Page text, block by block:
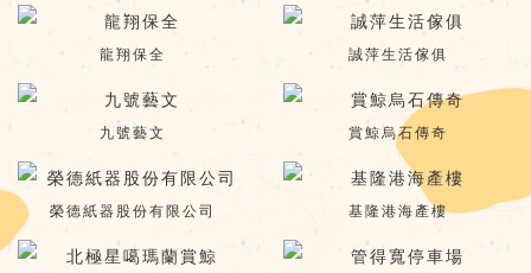
龍翔保全 誠萍生活傢俱
九號藝文 賞鯨烏石傳奇
榮德紙器股份有限公司 基隆港海產樓